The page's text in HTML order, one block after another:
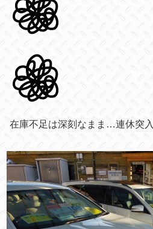
在庫不足は深刻なまま…連休突入